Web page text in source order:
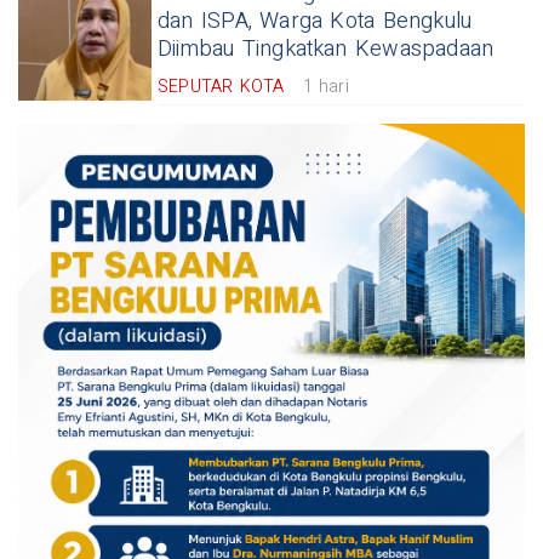
dan ISPA, Warga Kota Bengkulu
Diimbau Tingkatkan Kewaspadaan
SEPUTAR KOTA 1 hari